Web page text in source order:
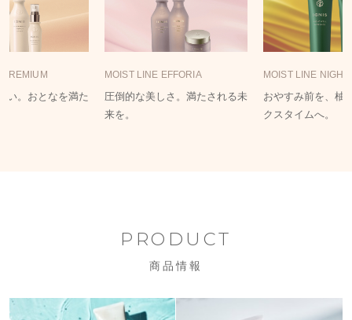
い。おとなを満た
MOIST LINE EFFORIA
圧倒的な美しさ。満たされる未
来を。
MOIST LINE
おやすみ前を、柚
クスタイムへ。
PRODUCT
商品情報